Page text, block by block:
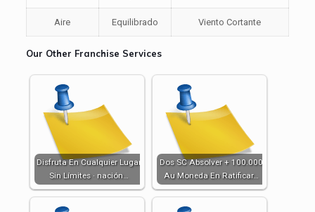
Aire Equilibrado Viento Cortante
Our Other Franchise Services
Disfruta En Cualquier Lugar
Sin Límites · nación…
Dos SC Absolver + 100.000
Au Moneda En Ratificar…